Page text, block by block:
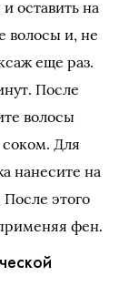
оставить на
волосы и, не
еще раз.
После
волосы
Для
нанесите на
этого
фен.